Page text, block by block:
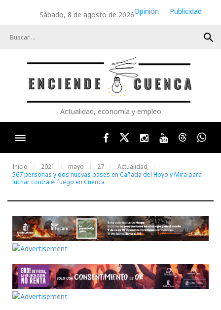
Sábado, 8 de agosto de 2026Opinión
Publicidad
search
Actualidad, economía y empleo
FacebookTwitterInstagram
YoutubeThreads
Inicio 2021 mayo 27
Actualidad
567 personas y dos nuevas bases en Cañada del Hoyo y Mira para
luchar contra el fuego en Cuenca